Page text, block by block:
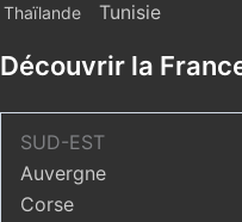
Thaïlande Tunisie
Découvrir la
SUD-EST
Auvergne
Corse